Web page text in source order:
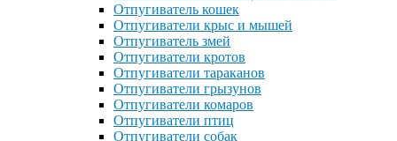
Отпугиватель кошек
Отпугиватели крыс и мышей
Отпугиватель змей
Отпугиватели кротов
Отпугиватели тараканов
Отпугиватели грызунов
Отпугиватели комаров
Отпугиватели птиц
Отпугиватели собак